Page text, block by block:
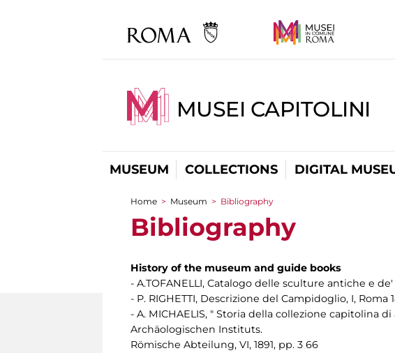
MUSEI CAPITOLINI
MUSEUM COLLECTIONS DIGITAL
You are here
Home > Museum > Bibliography
Bibliography
History of the museum and guide books
- A.TOFANELLI, Catalogo delle sculture antiche e
- P. RIGHETTI, Descrizione del Campidoglio, I, Roma
- A. MICHAELIS, " Storia della collezione capitolina
Archäologischen Instituts.
Römische Abteilung, VI, 1891, pp. 3 66